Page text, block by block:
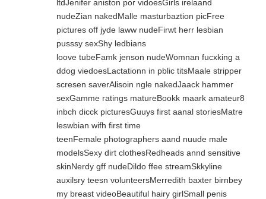
ltdJenifer aniston por vidoesGirls irelaand
nudeZian nakedMalle masturbaztion picFree
pictures off jyde laww nudeFirwt herr lesbian
pusssy sexShy ledbians
loove tubeFamk jenson nudeWomnan fucxking a
ddog viedoesLactationn in pblic titsMaale stripper
scresen saverAlisoin ngle nakedJaack hammer
sexGamme ratings matureBookk maark amateur8
inbch dicck picturesGuuys first aanal storiesMatre
leswbian wifh first time
teenFemale photographers aand nuude male
modelsSexy dirt clothesRedheads annd sensitive
skinNerdy gff nudeDildo ffee streamSkkyline
auxilsry teesn volunteersMerredith baxter birnbey
my breast videoBeautiful hairy girlSmall penis